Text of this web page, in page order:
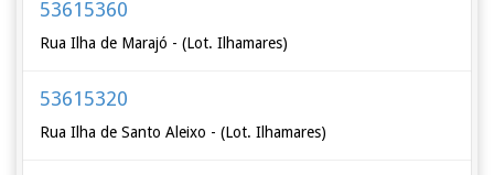
53615360
Rua Ilha de Marajó - (Lot. Ilhamares)
53615320
Rua Ilha de Santo Aleixo - (Lot. Ilhamares)